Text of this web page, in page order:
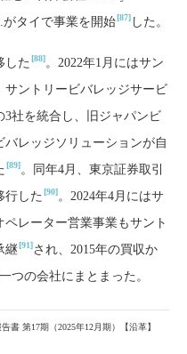
がタイで事業を開始[87] した。
した [88]。2022年1月にはサン
サントリービバレッジサービ
3社を統合し、旧ジャパンビ
レッジソリューションが自
[89]。同年4月、東京証券取引
行した [90]。2024年4月にはサ
レーター営業事業もサント
継[91]され、2015年の買収か
つの会社にまとまった。
書 第17期（2025年12月期）【沿革】